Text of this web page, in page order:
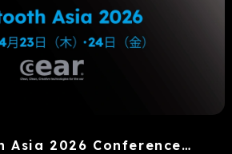
Asia 2026 Conference…